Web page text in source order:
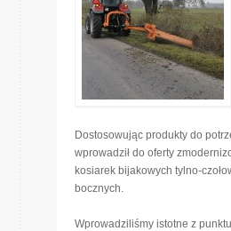
Dostosowując produkty do
wprowadził do oferty
kosiarek bijakowych tylno-
bocznych.
Wprowadziliśmy istotne z